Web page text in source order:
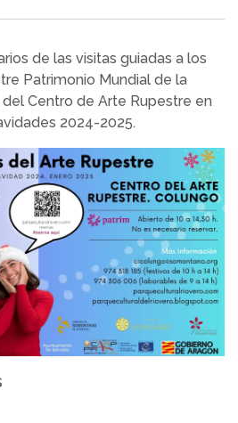
de las visitas guiadas a los
Patrimonio Mundial de la
del Centro de Arte Rupestre en
2024-2025.